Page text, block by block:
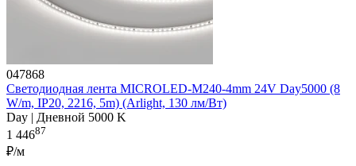
047868
Светодиодная лента MICROLED-M240-4mm 24V Day5000 (8
W/m, IP20, 2216, 5m) (Arlight, 130 лм/Вт)
Day | Дневной 5000 K
1 44687
₽/м